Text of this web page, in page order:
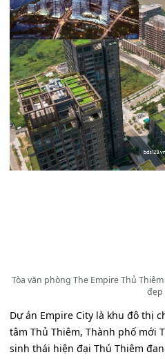
Tòa văn phòng The Empire Thủ
đẹp
Dự án Empire City là khu đô thị
tâm Thủ Thiêm, Thành phố mới
sinh thái hiện đại Thủ Thiêm